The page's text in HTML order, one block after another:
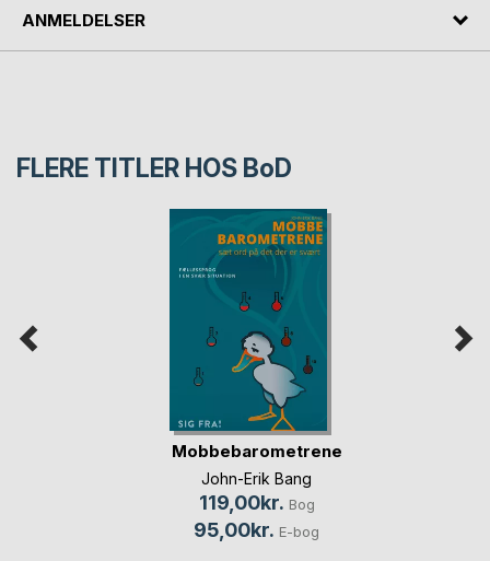
ANMELDELSER
FLERE TITLER HOS BoD
Mobbebarometrene
John-Erik Bang
119,00kr. Bog
95,00kr. E-bog